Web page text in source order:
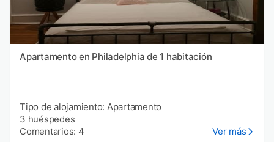
Apartamento en Philadelphia de 1 habitación
Tipo de alojamiento: Apartamento
3 huéspedes
Comentarios: 4
Ver más